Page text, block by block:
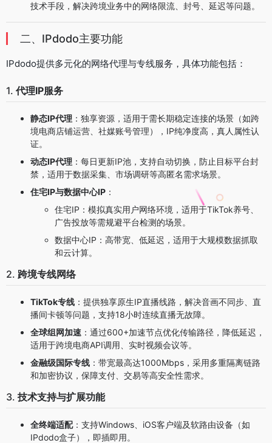
技术手段，解决跨境业务中的网络限流、封号、延迟等问题。
二、IPdodo主要功能
IPdodo提供多元化的网络代理与专线服务，具体功能包括：
1. 代理IP服务
静态IP代理 ：独享资源，适用于需长期稳定连接的场景（如跨
境电商店铺运营、社媒账号管理），IP纯净度高，真人属性认
证。
动态IP代理 ：每日更新IP池，支持自动切换，防止目标平台封
禁，适用于数据采集、市场调研等高匿名需求场景。
住宅IP与数据中心IP ：
住宅IP ：模拟真实用户网络环境，适用于TikTok养号、
广告投放等需规避平台检测的场景。
数据中心IP ：高带宽、低延迟，适用于大规模数据抓取
和云计算。
2. 跨境专线网络
TikTok专线 ：提供独享原生IP直播线路，解决音画不同步、直
播间卡顿等问题，支持18小时连续直播无故障。
全球组网加速 ：通过600+加速节点优化传输路径，降低延迟，
适用于跨境电商API调用、实时视频会议等。
金融级国际专线 ：带宽最高达1000Mbps，采用多重隔离链路
和加密协议，保障支付、交易等高安全性需求。
3. 技术支持与扩展功能
全终端适配：支持Windows、iOS客户端及软路由设备（如
IPdodo盒子），即插即用。